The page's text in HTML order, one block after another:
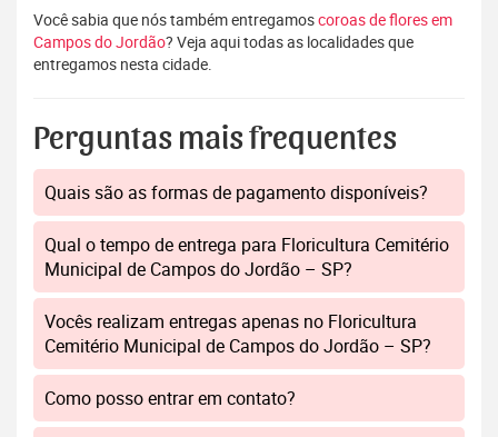
Você sabia que nós também entregamoscoroas de flores em
Campos do Jordão? Veja aqui todas as localidades que
entregamos nesta cidade.
Perguntas mais frequentes
Quais são as formas de pagamento disponíveis?
Qual o tempo de entrega para Floricultura Cemitério
Municipal de Campos do Jordão – SP?
Vocês realizam entregas apenas no Floricultura
Cemitério Municipal de Campos do Jordão – SP?
Como posso entrar em contato?